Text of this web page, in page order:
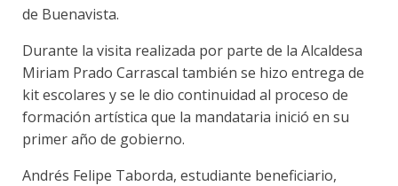
de Buenavista.
Durante la visita realizada por parte de la Alcaldesa
Miriam Prado Carrascal también se hizo entrega de
kit escolares y se le dio continuidad al proceso de
formación artística que la mandataria inició en su
primer año de gobierno.
Andrés Felipe Taborda, estudiante beneficiario,